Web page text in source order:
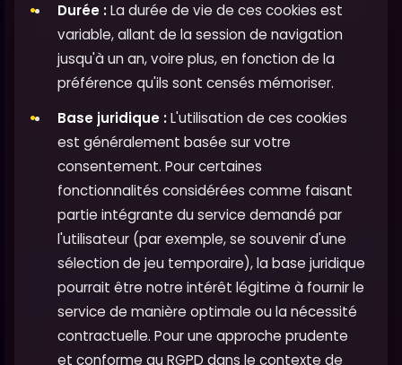
Durée :La durée de vie de ces cookies est
variable, allant de la session de navigation
jusqu'à un an, voire plus, en fonction de la
préférence qu'ils sont censés mémoriser.
Base juridique :L'utilisation de ces cookies
est généralement basée sur votre
consentement. Pour certaines
fonctionnalités considérées comme faisant
partie intégrante du service demandé par
l'utilisateur (par exemple, se souvenir d'une
sélection de jeu temporaire), la base juridique
pourrait être notre intérêt légitime à fournir le
service de manière optimale ou la nécessité
contractuelle. Pour une approche prudente
et conforme au RGPD dans le contexte de